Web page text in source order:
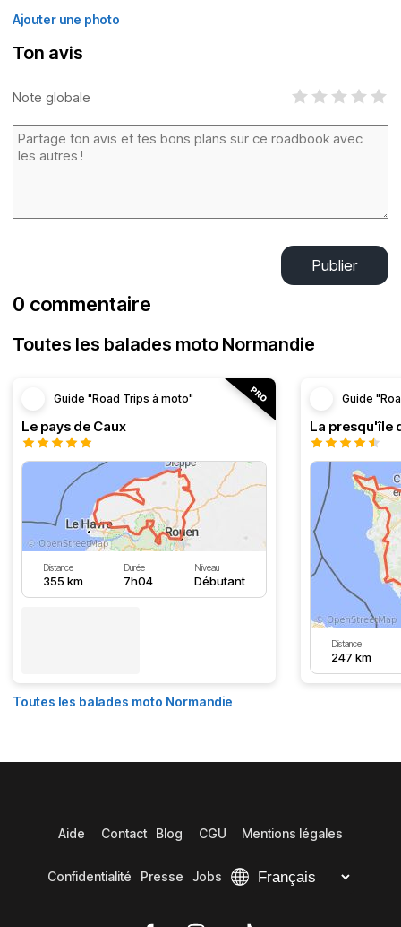
Ajouter une photo
Ton avis
Note globale
Publier
0 commentaire
Toutes les balades moto Normandie
Guide "Road Trips à moto"
Le pays de Caux
Distance
355 km
Durée
7h04
Niveau
Débutant
Guide
La presqu'île
Distance
247 km
Toutes les balades moto Normandie
Aide Contact Blog CGU Mentions légales
Confidentialité Presse Jobs